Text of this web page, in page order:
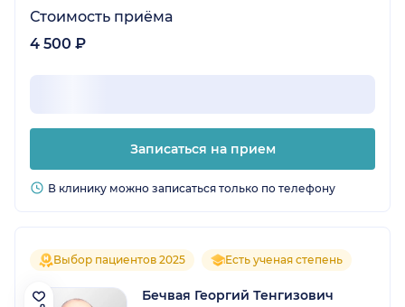
Стоимость приёма
4 500 ₽
Записаться на прием
В клинику можно записаться только по телефону
Выбор пациентов 2025 Есть ученая степень
Бечвая Георгий Тенгизович